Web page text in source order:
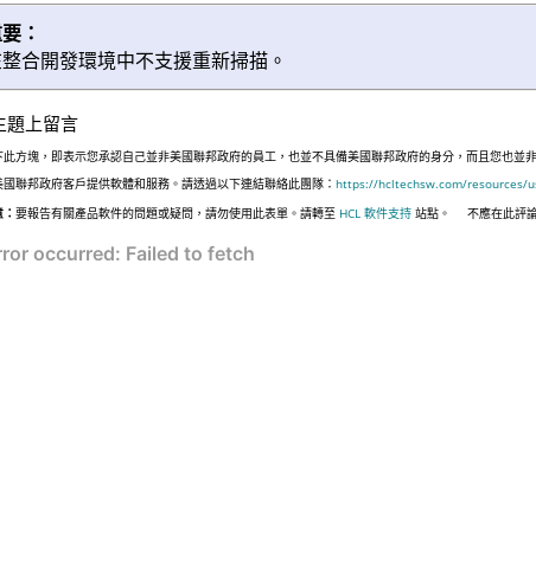
：
合開發環境中不支援重新掃描。
題上留言
此方塊，即表示您承認自己並非美國聯邦政府的員工，也並不具備美國聯邦政府的身分，而且您也
國聯邦政府客戶提供軟體和服務。請透過以下連結聯絡此團隊：https://hcltechsw.com/resources/
：要報告有關產品軟件的問題或疑問，請勿使用此表單。請轉至 HCL 軟件支持 站點。 不應在此評